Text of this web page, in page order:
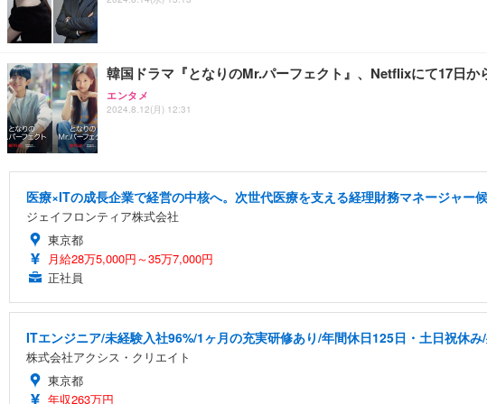
韓国ドラマ『となりのMr.パーフェクト』、Netflixにて17日
エンタメ
2024.8.12(月) 12:31
医療×ITの成長企業で経営の中核へ。次世代医療を支える経理財務マネージャー
ジェイフロンティア株式会社
東京都
月給28万5,000円～35万7,000円
正社員
ITエンジニア/未経験入社96%/1ヶ月の充実研修あり/年間休日125日・土日祝休
株式会社アクシス・クリエイト
東京都
年収263万円